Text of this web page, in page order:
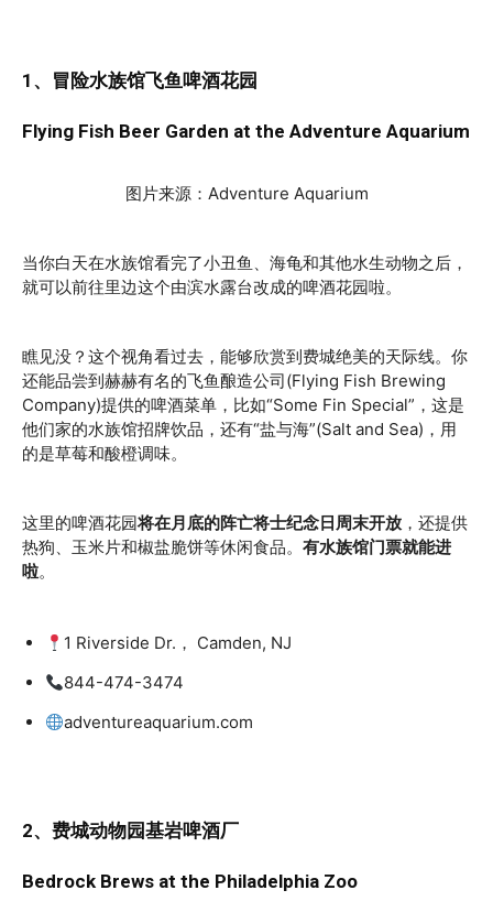
1、 冒险水族馆飞鱼啤酒花园
Flying Fish Beer Garden at the Adventure Aquarium
图片来源：Adventure Aquarium
当你白天在水族馆看完了小丑鱼、海龟和其他水生动物之后，
就可以前往里边这个由滨水露台改成的啤酒花园啦。
瞧见没？这个视角看过去，能够欣赏到费城绝美的天际线。你
还能品尝到赫赫有名的飞鱼酿造公司(Flying Fish Brewing
Company)提供的啤酒菜单，比如“Some Fin Special”，这是
他们家的水族馆招牌饮品，还有“盐与海”(Salt and Sea)，用
的是草莓和酸橙调味。
这里的啤酒花园将在月底的阵亡将士纪念日周末开放 ，还提供
热狗、玉米片和椒盐脆饼等休闲食品。 有水族馆门票就能进
啦。
1 Riverside Dr.， Camden, NJ
844-474-3474
adventureaquarium.com
2、费城动物园基岩啤酒厂
Bedrock Brews at the Philadelphia Zoo